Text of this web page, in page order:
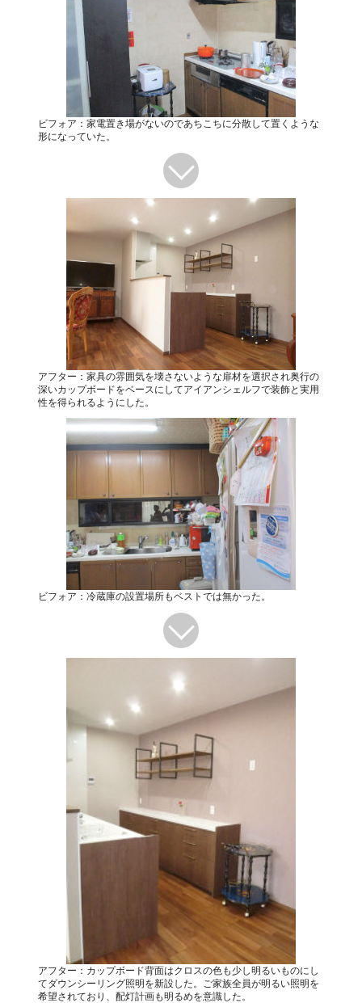
ビフォア：家電置き場がないのであちこちに分散して置くような
形になっていた。
アフター：家具の雰囲気を壊さないような扉材を選択され奥行の
深いカップボードをベースにしてアイアンシェルフで装飾と実用
性を得られるようにした。
ビフォア：冷蔵庫の設置場所もベストでは無かった。
アフター：カップボード背面はクロスの色も少し明るいものにし
てダウンシーリング照明を新設した。ご家族全員が明るい照明を
希望されており、配灯計画も明るめを意識した。